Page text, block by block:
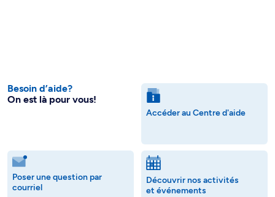
Besoin d’aide?
On est là pour vous!
Accéder au Centre d'aide
Poser une question par
courriel
Découvrir nos activités
et événements